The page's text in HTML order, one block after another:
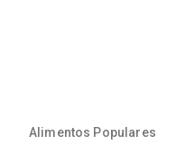
Alimentos Populares